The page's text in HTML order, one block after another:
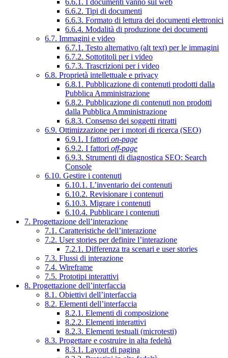
6.6.1. I documenti vanno sul web
6.6.2. Tipi di documenti
6.6.3. Formato di lettura dei documenti elettronici
6.6.4. Modalità di produzione dei documenti
6.7. Immagini e video
6.7.1. Testo alternativo (alt text) per le immagini
6.7.2. Sottotitoli per i video
6.7.3. Trascrizioni per i video
6.8. Proprietà intellettuale e privacy
6.8.1. Pubblicazione di contenuti prodotti dalla
Pubblica Amministrazione
6.8.2. Pubblicazione di contenuti non prodotti
dalla Pubblica Amministrazione
6.8.3. Consenso dei soggetti ritratti
6.9. Ottimizzazione per i motori di ricerca (SEO)
6.9.1. I fattori on-page
6.9.2. I fattori off-page
6.9.3. Strumenti di diagnostica SEO: Search
Console
6.10. Gestire i contenuti
6.10.1. L’inventario dei contenuti
6.10.2. Revisionare i contenuti
6.10.3. Migrare i contenuti
6.10.4. Pubblicare i contenuti
7. Progettazione dell’interazione
7.1. Caratteristiche dell’interazione
7.2. User stories per definire l’interazione
7.2.1. Differenza tra scenari e user stories
7.3. Flussi di interazione
7.4. Wireframe
7.5. Prototipi interattivi
8. Progettazione dell’interfaccia
8.1. Obiettivi dell’interfaccia
8.2. Elementi dell’interfaccia
8.2.1. Elementi di composizione
8.2.2. Elementi interattivi
8.2.3. Elementi testuali (microtesti)
8.3. Progettare e costruire in alta fedeltà
8.3.1. Layout di pagina